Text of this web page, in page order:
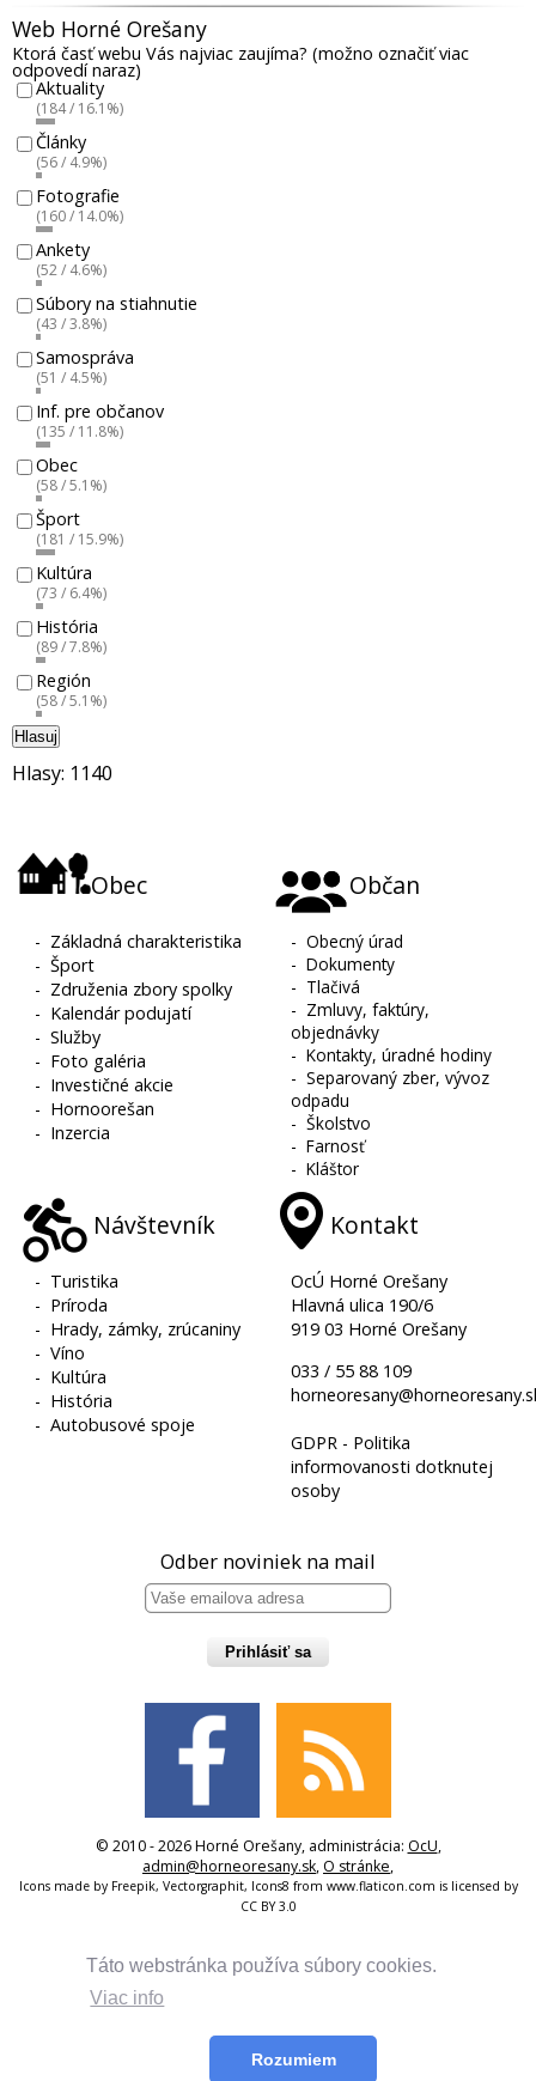
Táto webstránka používa súbory cookies.
Viac info
Rozumiem
Web Horné Orešany
Ktorá časť webu Vás najviac zaujíma? (možno označiť viac
odpovedí naraz)
Aktuality
(184 / 16.1%)
Články
(56 / 4.9%)
Fotografie
(160 / 14.0%)
Ankety
(52 / 4.6%)
Súbory na stiahnutie
(43 / 3.8%)
Samospráva
(51 / 4.5%)
Inf. pre občanov
(135 / 11.8%)
Obec
(58 / 5.1%)
Šport
(181 / 15.9%)
Kultúra
(73 / 6.4%)
História
(89 / 7.8%)
Región
(58 / 5.1%)
Hlasuj
Hlasy: 1140
Obec
- Základná charakteristika
-Šport
- Združenia zbory spolky
- Kalendár podujatí
-Služby
- Foto galéria
- Investičné akcie
- Hornoorešan
- Inzercia
Občan
-Obecný úrad
-Dokumenty
- Tlačivá
- Zmluvy, faktúry,
objednávky
-Kontakty, úradné hodiny
-Separovaný zber, vývoz
odpadu
-Školstvo
-Farnosť
-Kláštor
Návštevník
- Turistika
- Príroda
- Hrady, zámky, zrúcaniny
-Víno
- Kultúra
- História
-Autobusové spoje
Kontakt
OcÚ Horné Orešany
Hlavná ulica 190/6
919 03 Horné Orešany
033 / 55 88 109
GDPR - Politika
informovanosti dotknutej
osoby
Odber noviniek na mail
Prihlásiť sa
© 2010 - 2026 Horné Orešany, administrácia: OcU,
admin@horneoresany.sk, O stránke,
Icons made by Freepik, Vectorgraphit, Icons8 from www.flaticon.com is licensed by
CC BY 3.0